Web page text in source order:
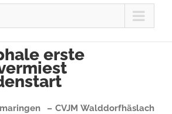
erste
– CVJM Walddorfhäslach